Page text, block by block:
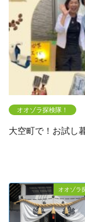
オオゾラ探検隊！
大空町で！お試し
オオゾラ